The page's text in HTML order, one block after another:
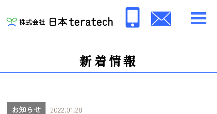
新着情報
お知らせ 2022.01.28